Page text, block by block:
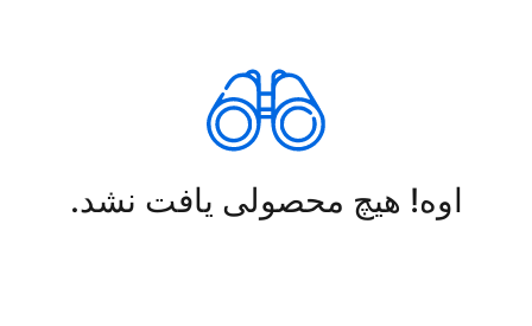
اوه! هیچ محصولی یافت نشد.